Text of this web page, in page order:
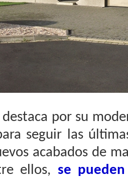
destaca por su
seguir las
acabados de
ellos, se